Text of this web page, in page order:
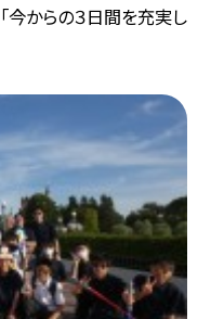
今からの３日間を充実し